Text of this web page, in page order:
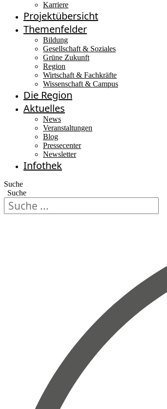
Karriere
Projektübersicht
Themenfelder
Bildung
Gesellschaft & Soziales
Grüne Zukunft
Region
Wirtschaft & Fachkräfte
Wissenschaft & Campus
Die Region
Aktuelles
News
Veranstaltungen
Blog
Pressecenter
Newsletter
Infothek
Suche
Suche